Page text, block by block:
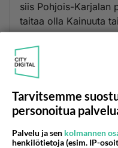
siis Pohjois-Karjalan
taitaa olla Kainuuta
Joensuussa muuten
Varmaa tietoa!
Äänestä
Tarvitsemme
personoitua
Palvelu ja sen kolmannen
henkilötietoja (esim. IP-